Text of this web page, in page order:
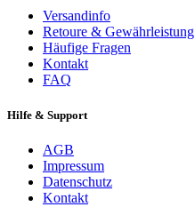
Versandinfo
Retoure & Gewährleistung
Häufige Fragen
Kontakt
FAQ
Hilfe & Support
AGB
Impressum
Datenschutz
Kontakt